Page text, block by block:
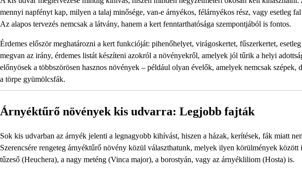
mennyi napfényt kap, milyen a talaj minősége, van-e árnyékos, félárnyékos rész, vagy esetleg
Az alapos tervezés nemcsak a látvány, hanem a kert fenntarthatósága szempontjából is fontos.
Érdemes először meghatározni a kert funkcióját: pihenőhelyet, virágoskertet, fűszerkertet,
megvan az irány, érdemes listát készíteni azokról a növényekről, amelyek jól tűrik a helyi
előnyösek a többszörösen hasznos növények – például olyan évelők, amelyek nemcsak
a törpe gyümölcsfák.
Árnyéktűrő növények kis udvarra: Legjobb fajták
Sok kis udvarban az árnyék jelenti a legnagyobb kihívást, hiszen a házak, kerítések, fák miatt
Szerencsére rengeteg árnyéktűrő növény közül választhatunk, melyek ilyen körülmények
tűzeső (Heuchera), a nagy meténg (Vinca major), a borostyán, vagy az árnyékliliom (Hosta) is.